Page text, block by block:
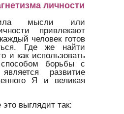
личности
мысли или
привлекают
человек готов
Где же найти
и как использовать
борьбы с
развитие
Я и великая
выглядит так: